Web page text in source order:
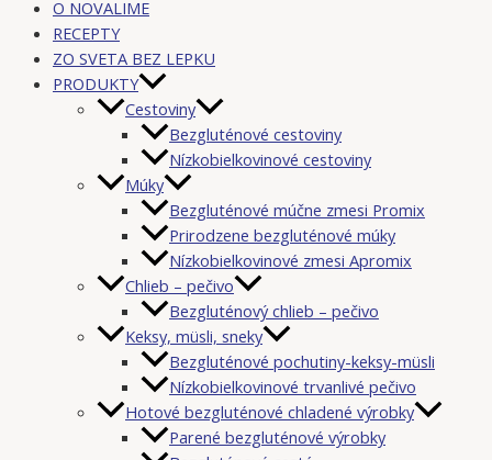
O NOVALIME
RECEPTY
ZO SVETA BEZ LEPKU
PRODUKTY
Cestoviny
Bezgluténové cestoviny
Nízkobielkovinové cestoviny
Múky
Bezgluténové múčne zmesi Promix
Prirodzene bezgluténové múky
Nízkobielkovinové zmesi Apromix
Chlieb – pečivo
Bezgluténový chlieb – pečivo
Keksy, müsli, sneky
Bezgluténové pochutiny-keksy-müsli
Nízkobielkovinové trvanlivé pečivo
Hotové bezgluténové chladené výrobky
Parené bezgluténové výrobky